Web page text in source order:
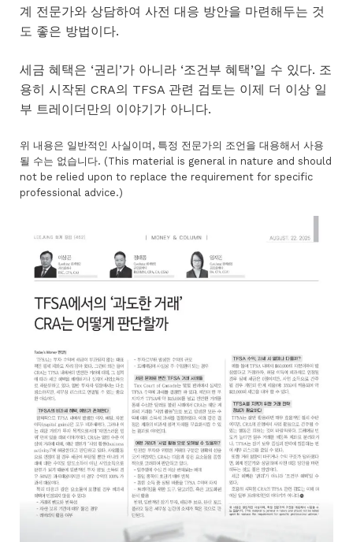
계 전문가와 상담하여 사전 대응 방안을 마련해두는 것
도 좋은 방법이다.
세금 혜택은 ‘권리’가 아니라 ‘조건부 혜택’일 수 있다. 조
용히 시작된 CRA의 TFSA 관련 검토는 이제 더 이상 일
부 트레이더만의 이야기가 아니다.
위 내용은 일반적인 사실이며, 특정 전문가의 조언을 대용해서 사용
될 수는 없습니다. (This material is general in nature and should
not be relied upon to replace the requirement for specific
professional advice.)